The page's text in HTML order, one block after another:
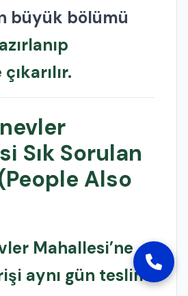
büyük bölümü
Sık Sorulan
Also
Mahallesi’ne
aynı gün teslim